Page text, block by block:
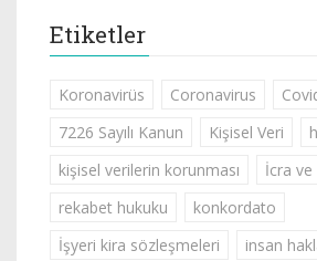
Etiketler
Koronavirüs Coronavirus
7226 Sayılı Kanun
Kişisel Veri
kişisel verilerin korunması
İcra
rekabet hukuku
konkordato
İşyeri kira sözleşmeleri
insan